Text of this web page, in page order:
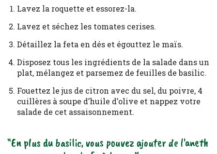
Lavez la roquette et essorez-la.
Lavez et séchez les tomates cerises.
Détaillez la feta en dés et égouttez le maïs.
Disposez tous les ingrédients de la salade dans un
plat, mélangez et parsemez de feuilles de basilic.
Fouettez le jus de citron avec du sel, du poivre, 4
cuillères à soupe d’huile d’olive et nappez votre
salade de cet assaisonnement.
“En plus du basilic, vous pouvez ajouter de l'aneth